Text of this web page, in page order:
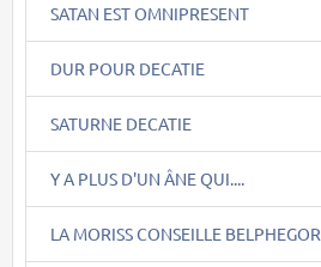
SATAN EST OMNIPRESENT
DUR POUR DECATIE
SATURNE DECATIE
Y A PLUS D'UN ÂNE QUI....
LA MORISS CONSEILLE BELPHEGOR